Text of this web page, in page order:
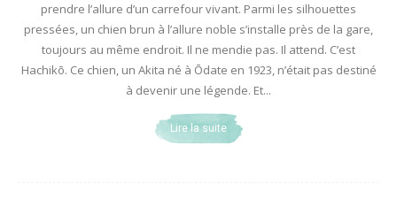
prendre l’allure d’un carrefour vivant. Parmi les silhouettes
pressées, un chien brun à l’allure noble s’installe près de la gare,
toujours au même endroit. Il ne mendie pas. Il attend. C’est
Hachikō. Ce chien, un Akita né à Ōdate en 1923, n’était pas destiné
à devenir une légende. Et...
Lire la suite